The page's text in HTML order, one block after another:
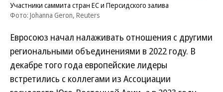
Участники саммита стран ЕС и Персидского залива
Фото: Johanna Geron, Reuters
Евросоюз начал налаживать отношения с другими
региональными объединениями в 2022 году. В
декабре того года европейские лидеры
встретились с коллегами из Ассоциации